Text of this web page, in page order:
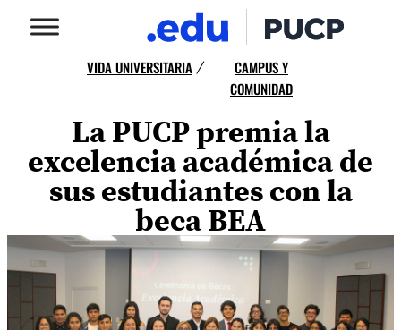
VIDA UNIVERSITARIA /
CAMPUS Y
COMUNIDAD
La PUCP premia la
excelencia académica de
sus estudiantes con la
beca BEA